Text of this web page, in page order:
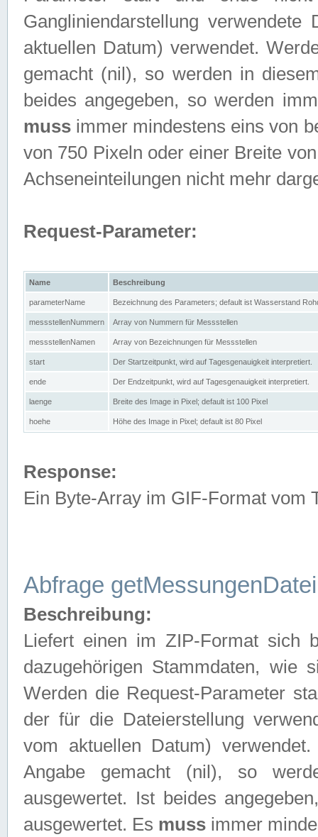
Gangliniendarstellung
aktuellen Datum) verwendet.
gemacht (nil), so werden in
beides angegeben, so werden
muss immer mindestens eins von
von 750 Pixeln oder einer Breite
Achseneinteilungen nicht mehr
Request-Parameter:
Name Beschreibung
parameterName Bezeichnung des Parameters; default ist Wasserstand
messstellenNummern Array von Nummern für Messstellen
messstellenNamen Array von Bezeichnungen für Messstellen
start Der Startzeitpunkt, wird auf Tagesgenauigkeit interpretiert.
ende Der Endzeitpunkt, wird auf Tagesgenauigkeit interpretiert.
laenge Breite des Image in Pixel; default ist 100 Pixel
hoehe Höhe des Image in Pixel; default ist 80 Pixel
Response:
Ein Byte-Array im GIF-Format vom
Abfrage getMessungenDatei
Beschreibung:
Liefert einen im ZIP-Format sich
dazugehörigen Stammdaten, wie
Werden die Request-Parameter
der für die Dateierstellung
vom aktuellen Datum)
Angabe gemacht (nil), so
ausgewertet. Ist beides
ausgewertet. Es muss immer